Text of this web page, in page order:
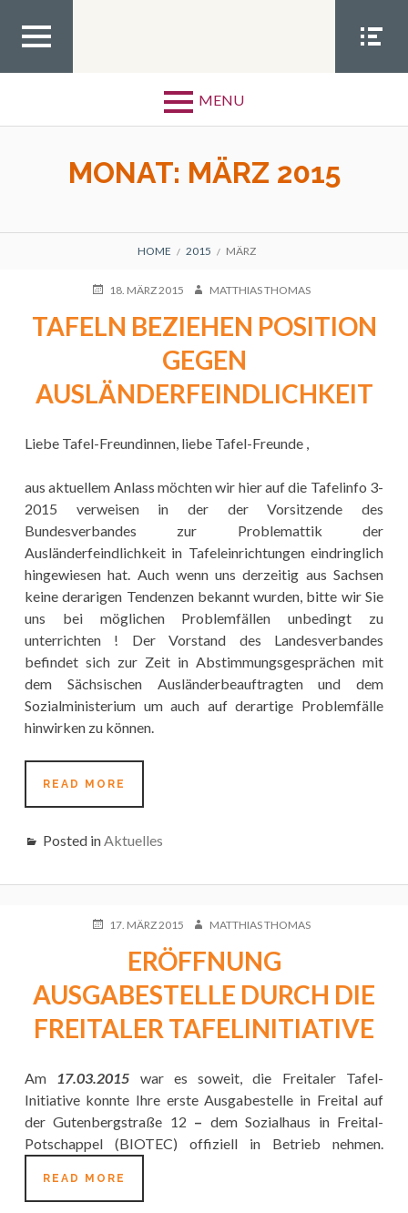
content
U
MENU
MONAT: MÄRZ 2015
BREADCRUMBS
HOME 2015 MÄRZ
POSTED18. MÄRZ 2015 AUTHOR
MATTHIAS THOMAS
TAFELN BEZIEHEN POSITION
GEGEN
AUSLÄNDERFEINDLICHKEIT
Liebe Tafel-Freundinnen, liebe Tafel-Freunde ,
aus aktuellem Anlass möchten wir hier auf die Tafelinfo 3-
2015 verweisen in der der Vorsitzende des
Bundesverbandes zur Problemattik der
Ausländerfeindlichkeit in Tafeleinrichtungen eindringlich
hingewiesen hat. Auch wenn uns derzeitig aus Sachsen
keine derarigen Tendenzen bekannt wurden, bitte wir Sie
uns bei möglichen Problemfällen unbedingt zu
unterrichten ! Der Vorstand des Landesverbandes
befindet sich zur Zeit in Abstimmungsgesprächen mit
dem Sächsischen Ausländerbeauftragten und dem
Sozialministerium um auch auf derartige Problemfälle
hinwirken zu können.
READ MORE
AUSLÄNDERFEINDLICHKEIT
Posted inAktuelles
POSTED17. MÄRZ 2015 AUTHOR
MATTHIAS THOMAS
ERÖFFNUNG
AUSGABESTELLE DURCH DIE
FREITALER TAFELINITIATIVE
Am 17.03.2015
war es soweit, die Freitaler Tafel-
Initiative konnte Ihre erste Ausgabestelle in Freital auf
der Gutenbergstraße 12 – dem Sozialhaus in Freital-
Potschappel (BIOTEC) offiziell in Betrieb nehmen.
READ MORE